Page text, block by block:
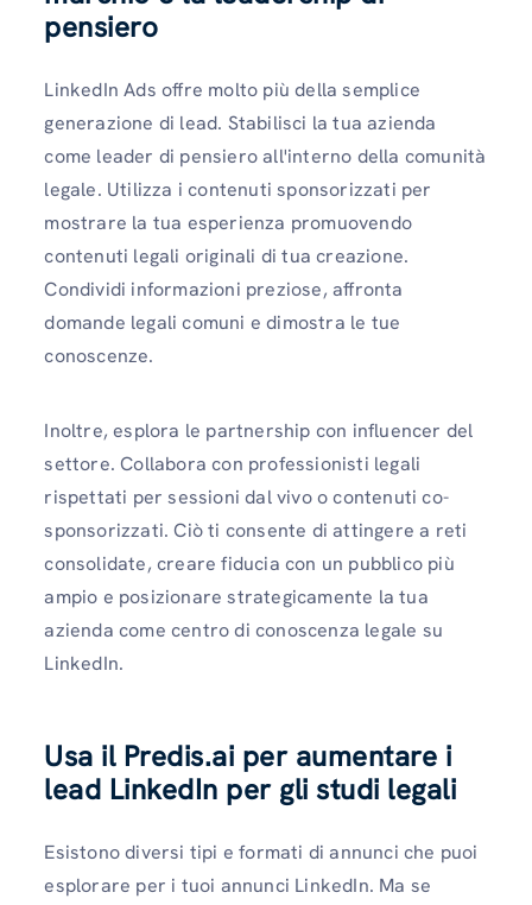
pensiero
LinkedIn Ads offre molto più della semplice
generazione di lead. Stabilisci la tua azienda
come leader di pensiero all'interno della comunità
legale. Utilizza i contenuti sponsorizzati per
mostrare la tua esperienza promuovendo
contenuti legali originali di tua creazione.
Condividi informazioni preziose, affronta
domande legali comuni e dimostra le tue
conoscenze.
Inoltre, esplora le partnership con influencer del
settore. Collabora con professionisti legali
rispettati per sessioni dal vivo o contenuti co-
sponsorizzati. Ciò ti consente di attingere a reti
consolidate, creare fiducia con un pubblico più
ampio e posizionare strategicamente la tua
azienda come centro di conoscenza legale su
LinkedIn.
Usa il Predis.ai per aumentare i
lead LinkedIn per gli studi legali
Esistono diversi tipi e formati di annunci che puoi
esplorare per i tuoi annunci LinkedIn. Ma se